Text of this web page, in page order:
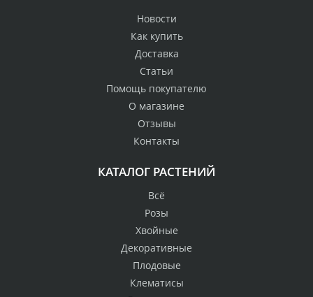
Новости
Как купить
Доставка
Статьи
Помощь покупателю
О магазине
Отзывы
Контакты
КАТАЛОГ РАСТЕНИЙ
Всё
Розы
Хвойные
Декоративные
Плодовые
Клематисы